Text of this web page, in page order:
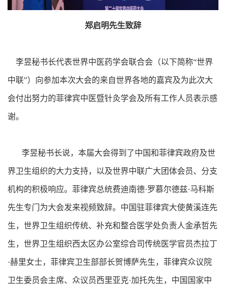
郑启明先生致辞
李昱秘书长代表世界中医药学会联合会（以下简称“世界
中联”）向参加本次大会的来自世界各地的嘉宾及为此次大
会付出努力的菲律宾中医暨针灸学会及所有工作人员表示感
谢。
李昱秘书长说，本届大会得到了中国和菲律宾政府及世
界卫生组织的大力支持，以及世界中联广大团体会员、分支
机构的积极响应。菲律宾总统费迪南德·罗慕尔德兹·马科斯
先生专门为大会发来视频致辞。中国驻菲律宾大使黄溪连先
生，世界卫生组织传统、补充和整合医学处负责人金承哲先
生，世界卫生组织西太区办公室综合司传统医学官员杰拉丁
·赫里女士，菲律宾卫生部部长贺博萨先生，菲律宾众议院
卫生委员会主席、众议员西里亚克·加托先生，中国国家中